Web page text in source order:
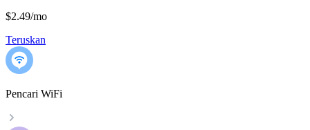
$2.49/mo
Teruskan
Pencari WiFi